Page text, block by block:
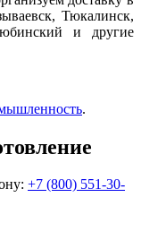
Тюкалинск,
и другие
.
+7 (800) 551-30-